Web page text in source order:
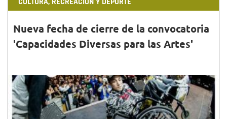
Nueva fecha de cierre de la convocatoria
'Capacidades Diversas para las Artes'
30•JUN•2020
Hasta el próximo 3 de julio se amplía el cierre de la